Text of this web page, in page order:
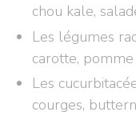
chou kale,
Les légumes
carotte,
Les
courges,